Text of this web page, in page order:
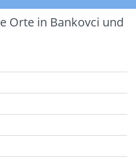
Orte in Bankovci und